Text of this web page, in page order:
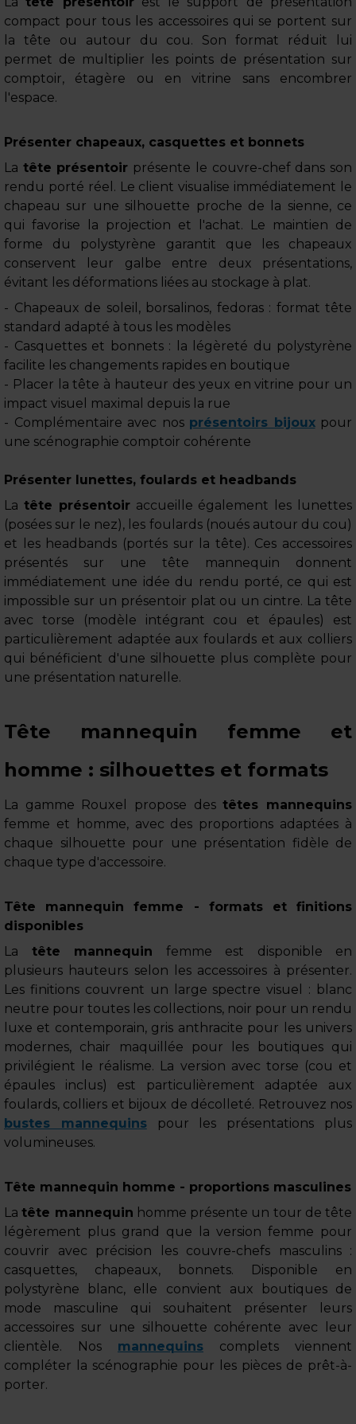
compact pour tous les accessoires qui se portent sur
la tête ou autour du cou. Son format réduit lui
permet de multiplier les points de présentation sur
comptoir, étagère ou en vitrine sans encombrer
l'espace.
Présenter chapeaux, casquettes et bonnets
La tête présentoir présente le couvre-chef dans son
rendu porté réel. Le client visualise immédiatement le
chapeau sur une silhouette proche de la sienne, ce
qui favorise la projection et l'achat. Le maintien de
forme du polystyrène garantit que les chapeaux
conservent leur galbe entre deux présentations,
évitant les déformations liées au stockage à plat.
- Chapeaux de soleil, borsalinos, fedoras : format tête
standard adapté à tous les modèles
- Casquettes et bonnets : la légèreté du polystyrène
facilite les changements rapides en boutique
- Placer la tête à hauteur des yeux en vitrine pour un
impact visuel maximal depuis la rue
- Complémentaire avec nos présentoirs bijouxpour
une scénographie comptoir cohérente
Présenter lunettes, foulards et headbands
La tête présentoiraccueille également les lunettes
(posées sur le nez), les foulards (noués autour du cou)
et les headbands (portés sur la tête). Ces accessoires
présentés sur une tête mannequin donnent
immédiatement une idée du rendu porté, ce qui est
impossible sur un présentoir plat ou un cintre. La tête
avec torse (modèle intégrant cou et épaules) est
particulièrement adaptée aux foulards et aux colliers
qui bénéficient d'une silhouette plus complète pour
une présentation naturelle.
Tête mannequin femme et
homme : silhouettes et formats
La gamme Rouxel propose destêtes mannequins
femme et homme, avec des proportions adaptées à
chaque silhouette pour une présentation fidèle de
chaque type d'accessoire.
Tête mannequin femme - formats et finitions
disponibles
La tête mannequin femme est disponible en
plusieurs hauteurs selon les accessoires à présenter.
Les finitions couvrent un large spectre visuel : blanc
neutre pour toutes les collections, noir pour un rendu
luxe et contemporain, gris anthracite pour les univers
modernes, chair maquillée pour les boutiques qui
privilégient le réalisme. La version avec torse (cou et
épaules inclus) est particulièrement adaptée aux
foulards, colliers et bijoux de décolleté. Retrouvez nos
bustes mannequinspour les présentations plus
volumineuses.
Tête mannequin homme - proportions masculines
Latête mannequin homme présente un tour de tête
légèrement plus grand que la version femme pour
couvrir avec précision les couvre-chefs masculins :
casquettes, chapeaux, bonnets. Disponible en
polystyrène blanc, elle convient aux boutiques de
mode masculine qui souhaitent présenter leurs
accessoires sur une silhouette cohérente avec leur
clientèle. Nos mannequins complets viennent
compléter la scénographie pour les pièces de prêt-à-
porter.